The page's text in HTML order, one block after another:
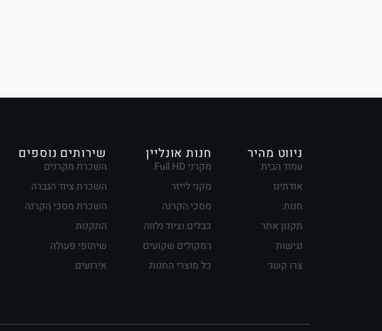
ניווט מהיר
עמוד הבית
אודתינו
חנות
תקנון אתר
נגישות
צרו קשר
חנות אונליין
מקרני Full HD
מקני לייזר
מסכי הקרנה
כבלים וציוד נלווה
רמקולים שקועים
כל מוצרי החנות
שירותים נוספים
השכרת מקרנים
השכרת ציוד הגברה
השכרת מסכי הקרנה
התקנות
שיתופי פעולה
אירועים